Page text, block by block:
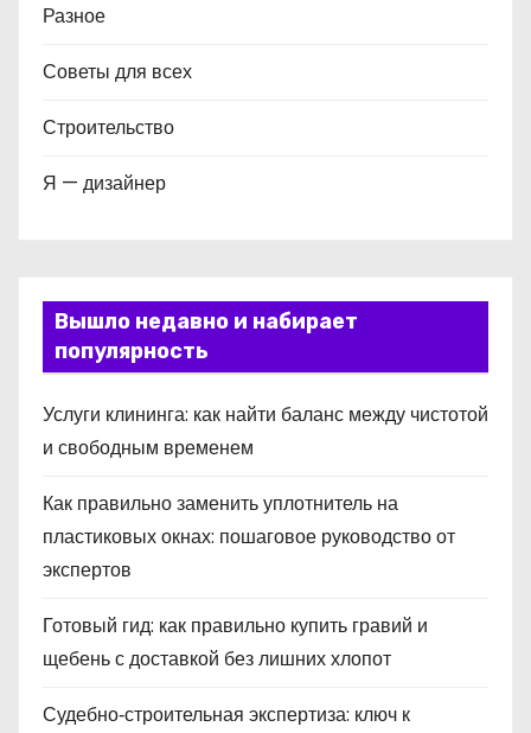
Разное
Советы для всех
Строительство
Я — дизайнер
Вышло недавно и набирает
популярность
Услуги клининга: как найти баланс между чистотой
и свободным временем
Как правильно заменить уплотнитель на
пластиковых окнах: пошаговое руководство от
экспертов
Готовый гид: как правильно купить гравий и
щебень с доставкой без лишних хлопот
Судебно‑строительная экспертиза: ключ к